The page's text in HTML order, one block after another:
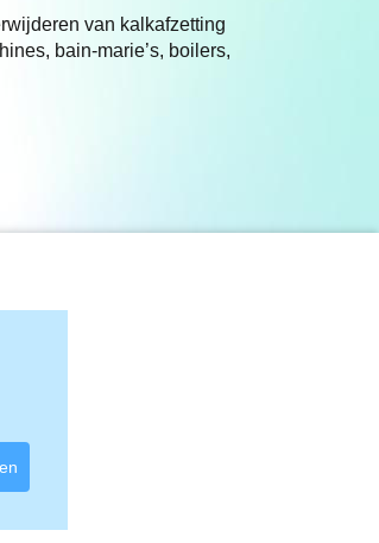
van kalkafzetting
bain-marie’s, boilers,